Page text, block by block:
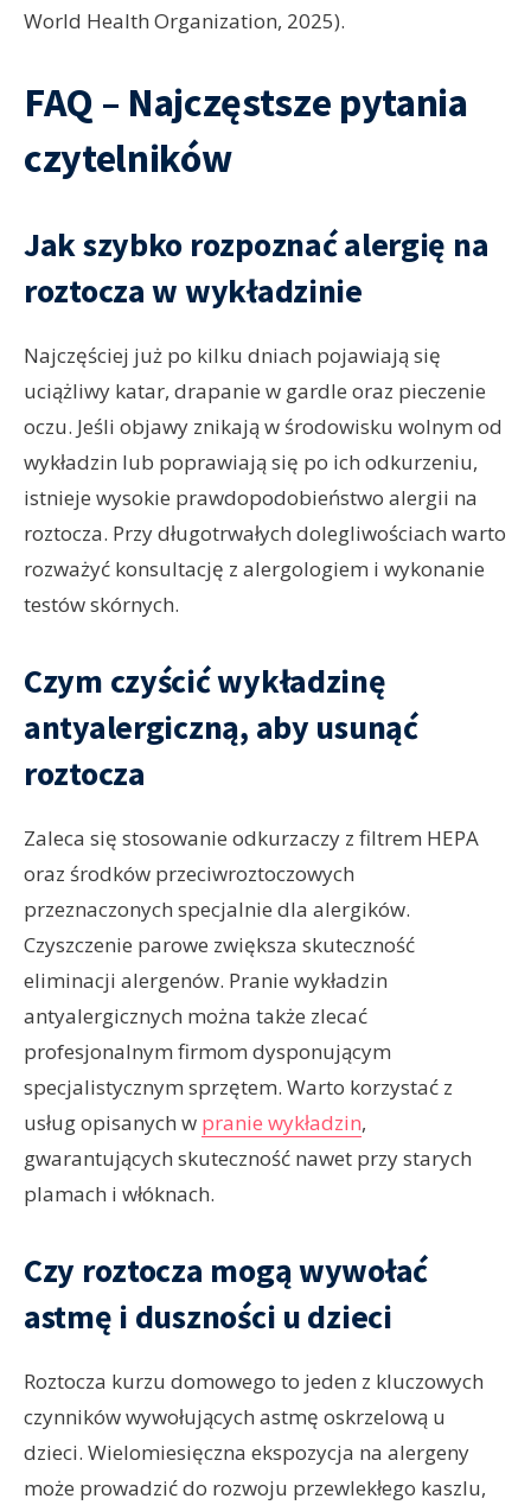
World Health Organization, 2025).
FAQ – Najczęstsze pytania
czytelników
Jak szybko rozpoznać alergię na
roztocza w wykładzinie
Najczęściej już po kilku dniach pojawiają się
uciążliwy katar, drapanie w gardle oraz pieczenie
oczu. Jeśli objawy znikają w środowisku wolnym od
wykładzin lub poprawiają się po ich odkurzeniu,
istnieje wysokie prawdopodobieństwo alergii na
roztocza. Przy długotrwałych dolegliwościach warto
rozważyć konsultację z alergologiem i wykonanie
testów skórnych.
Czym czyścić wykładzinę
antyalergiczną, aby usunąć
roztocza
Zaleca się stosowanie odkurzaczy z filtrem HEPA
oraz środków przeciwroztoczowych
przeznaczonych specjalnie dla alergików.
Czyszczenie parowe zwiększa skuteczność
eliminacji alergenów. Pranie wykładzin
antyalergicznych można także zlecać
profesjonalnym firmom dysponującym
specjalistycznym sprzętem. Warto korzystać z
usług opisanych w pranie wykładzin,
gwarantujących skuteczność nawet przy starych
plamach i włóknach.
Czy roztocza mogą wywołać
astmę i duszności u dzieci
Roztocza kurzu domowego to jeden z kluczowych
czynników wywołujących astmę oskrzelową u
dzieci. Wielomiesięczna ekspozycja na alergeny
może prowadzić do rozwoju przewlekłego kaszlu,